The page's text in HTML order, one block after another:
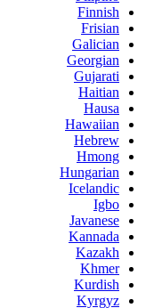
Finnish
Frisian
Galician
Georgian
Gujarati
Haitian
Hausa
Hawaiian
Hebrew
Hmong
Hungarian
Icelandic
Igbo
Javanese
Kannada
Kazakh
Khmer
Kurdish
Kyrgyz